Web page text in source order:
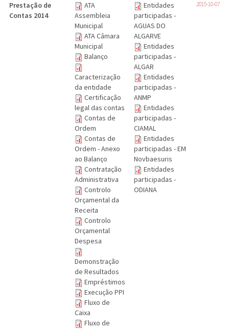
Prestação de
Contas 2014
ATA
Assembleia
Municipal
ATA Câmara
Municipal
Balanço
Caracterização
da entidade
Certificação
legal das contas
Contas de
Ordem
Contas de
Ordem - Anexo
ao Balanço
Contratação
Administrativa
Controlo
Orçamental da
Receita
Controlo
Orçamental
Despesa
Demonstração
de Resultados
Empréstimos
Execução PPI
Fluxo de
Caixa
Fluxo de
Entidades
participadas -
AGUAS DO
ALGARVE
Entidades
participadas -
ALGAR
Entidades
participadas -
ANMP
Entidades
participadas -
CIAMAL
Entidades
participadas - EM
Novbaesuris
Entidades
participadas -
ODIANA
2015-10-07